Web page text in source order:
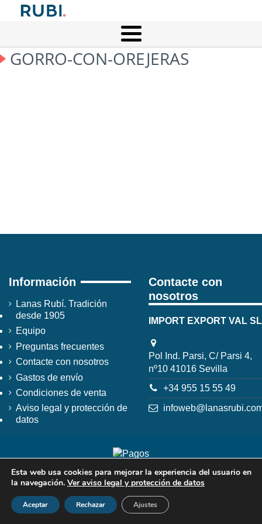
GORRO-CON-OREJERAS
Información
Lanas Rubí. Tradición
desde 1905
Equipo
Preguntas frecuentes
Contacte con nosotros
Gastos de envío
Condiciones de venta
Aviso legal y protección de
datos
Contacte con
nosotros
IMPORT EXPORT VAL SL
Pol Ind. Parsi, C/ Parsi 4,
nº10 41016 Sevilla
+34 955 15 55 49
Esta web usa cookies para mejorar la experiencia del usuario en
la navegación. Ver aviso legal y protección de datos
Aceptar Rechazar Ajustes